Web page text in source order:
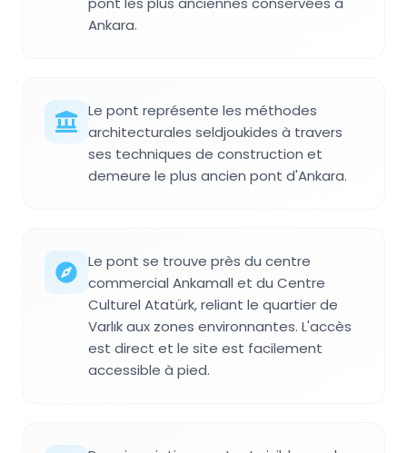
Ankara.
Le pont représente les méthodes
architecturales seldjoukides à travers
ses techniques de construction et
demeure le plus ancien pont d'Ankara.
Le pont se trouve près du centre
commercial Ankamall et du Centre
Culturel Atatürk, reliant le quartier de
Varlık aux zones environnantes. L'accès
est direct et le site est facilement
accessible à pied.